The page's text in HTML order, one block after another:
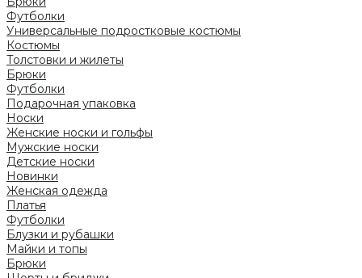
Футболки
Универсальные подростковые костюмы
Костюмы
Толстовки и жилеты
Брюки
Футболки
Подарочная упаковка
Носки
Женские носки и гольфы
Мужские носки
Детские носки
Новинки
Женская одежда
Платья
Футболки
Блузки и рубашки
Майки и топы
Брюки